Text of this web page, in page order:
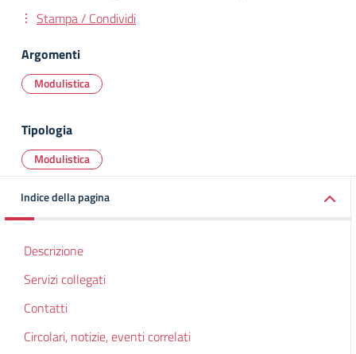
Stampa / Condividi
Argomenti
Modulistica
Tipologia
Modulistica
Indice della pagina
Descrizione
Servizi collegati
Contatti
Circolari, notizie, eventi correlati